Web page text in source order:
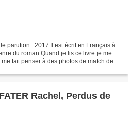
parution : 2017 Il est écrit en Français à
du roman Quand je lis ce livre je me
fait penser à des photos de match de
Rachel, Perdus de